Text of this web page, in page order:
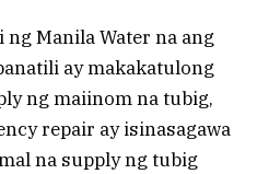
Manila Water na ang
ay makakatulong
ng maiinom na tubig,
repair ay isinasagawa
na supply ng tubig